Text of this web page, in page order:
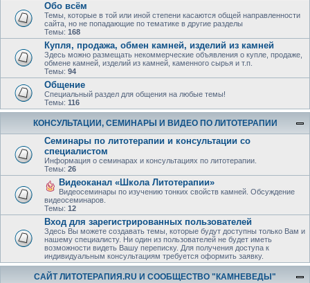
Обо всём
Темы, которые в той или иной степени касаются общей направленности
сайта, но не попадающие по тематике в другие разделы
Темы: 168
Купля, продажа, обмен камней, изделий из камней
Здесь можно размещать некоммерческие объявления о купле, продаже,
обмене камней, изделий из камней, каменного сырья и т.п.
Темы: 94
Общение
Специальный раздел для общения на любые темы!
Темы: 116
КОНСУЛЬТАЦИИ, СЕМИНАРЫ И ВИДЕО ПО ЛИТОТЕРАПИИ
Семинары по литотерапии и консультации со
специалистом
Информация о семинарах и консультациях по литотерапии.
Темы: 26
Видеоканал «Школа Литотерапии»
Видеосеминары по изучению тонких свойств камней. Обсуждение
видеосеминаров.
Темы: 12
Вход для зарегистрированных пользователей
Здесь Вы можете создавать темы, которые будут доступны только Вам и
нашему специалисту. Ни один из пользователей не будет иметь
возможности видеть Вашу переписку. Для получения доступа к
индивидуальным консультациям требуется оформить заявку.
САЙТ ЛИТОТЕРАПИЯ.RU И СООБЩЕСТВО "КАМНЕВЕДЫ"